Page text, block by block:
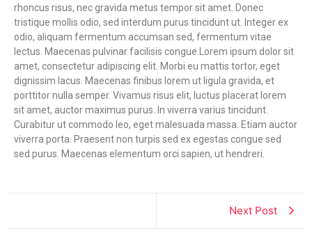
rhoncus risus, nec gravida metus tempor sit amet. Donec
tristique mollis odio, sed interdum purus tincidunt ut. Integer ex
odio, aliquam fermentum accumsan sed, fermentum vitae
lectus. Maecenas pulvinar facilisis congue.Lorem ipsum dolor sit
amet, consectetur adipiscing elit. Morbi eu mattis tortor, eget
dignissim lacus. Maecenas finibus lorem ut ligula gravida, et
porttitor nulla semper. Vivamus risus elit, luctus placerat lorem
sit amet, auctor maximus purus. In viverra varius tincidunt.
Curabitur ut commodo leo, eget malesuada massa. Etiam auctor
viverra porta. Praesent non turpis sed ex egestas congue sed
sed purus. Maecenas elementum orci sapien, ut hendreri.
Next Post